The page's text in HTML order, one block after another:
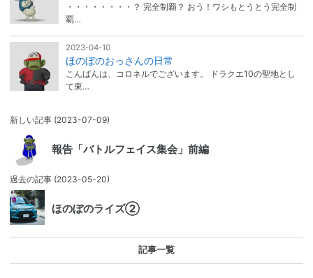
・・・・・・・・？ 完全制覇？ おう！ワシもとうとう完全制
覇…
2023-04-10
ほのぼのおっさんの日常
こんばんは、コロネルでございます。 ドラクエ10の聖地とし
て東…
新しい記事 (2023-07-09)
報告「バトルフェイス集会」前編
過去の記事 (2023-05-20)
ほのぼのライズ②
記事一覧